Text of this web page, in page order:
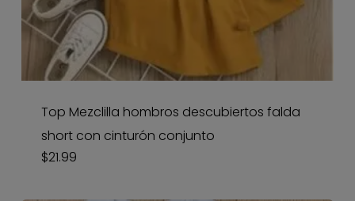
Top Mezclilla hombros descubiertos falda
short con cinturón conjunto
$21.99